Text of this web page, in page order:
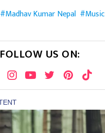
Madhav Kumar Nepal Music
FOLLOW US ON: